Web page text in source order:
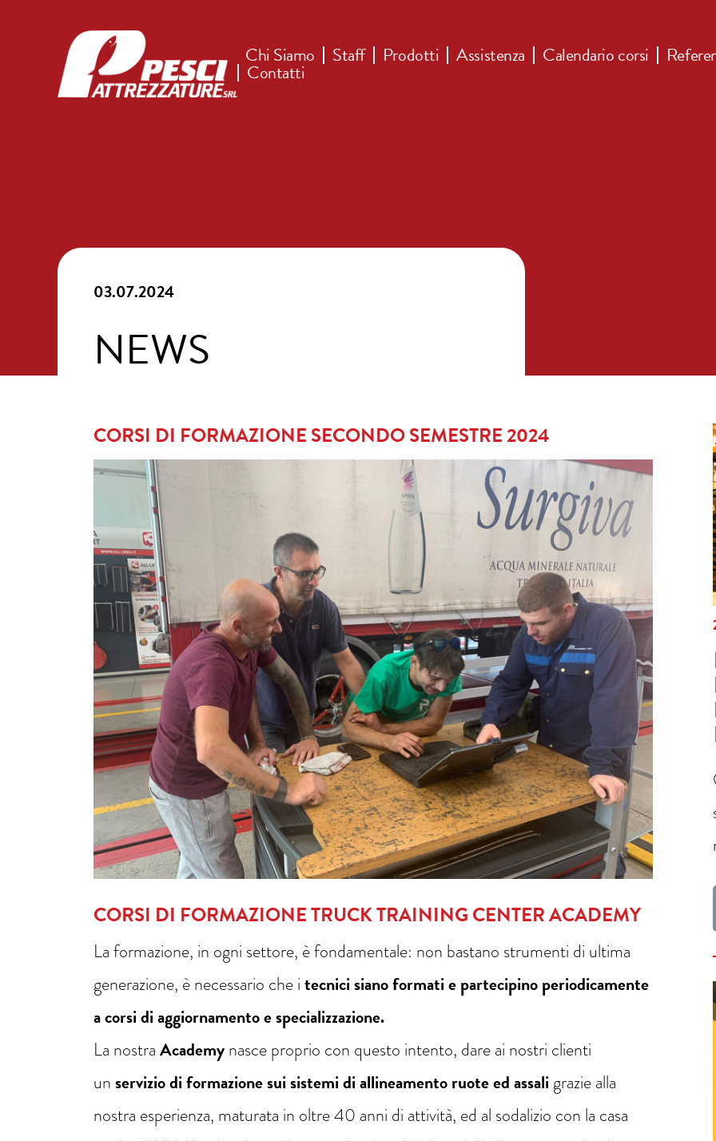
Chi Siamo Staff Prodotti Assistenza Calendario corsi
Contatti
03.07.2024
NEWS
CORSI DI FORMAZIONE SECONDO SEMESTRE 2024
CORSI DI FORMAZIONE TRUCK TRAINING CENTER ACADEMY
La formazione, in ogni settore, è fondamentale: non bastano strumenti di ultima
generazione, è necessario che itecnici siano formati e partecipino periodicamente
a corsi di aggiornamento e specializzazione.
La nostraAcademynasce proprio con questo intento, dare ai nostri clienti
unservizio di formazione sui sistemi di allineamento ruote ed assaligrazie alla
nostra esperienza, maturata in oltre 40 anni di attività, ed al sodalizio con la casa